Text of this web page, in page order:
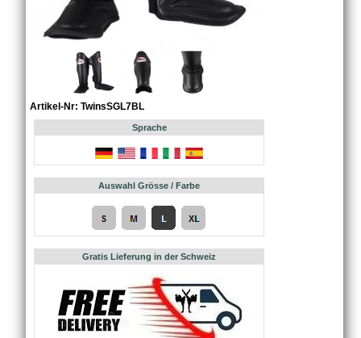
Artikel-Nr: TwinsSGL7BL
Sprache
Auswahl Grösse / Farbe
Gratis Lieferung in der Schweiz